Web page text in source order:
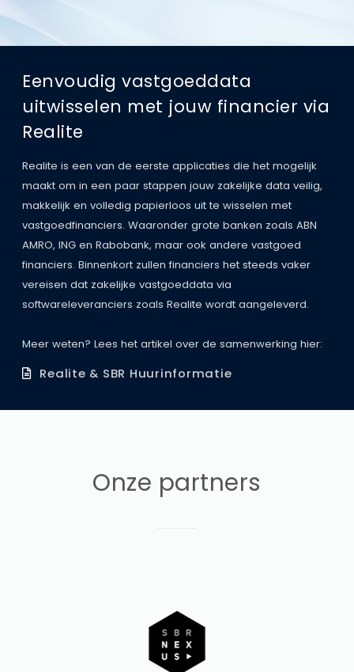
Eenvoudig vastgoeddata
uitwisselen met jouw financier via
Realite
Realite is een van de eerste applicaties die het mogelijk
maakt om in een paar stappen jouw zakelijke data veilig,
makkelijk en volledig papierloos uit te wisselen met
vastgoedfinanciers. Waaronder grote banken zoals ABN
AMRO, ING en Rabobank, maar ook andere vastgoed
financiers. Binnenkort zullen financiers het steeds vaker
vereisen dat zakelijke vastgoeddata via
softwareleveranciers zoals Realite wordt aangeleverd.
Meer weten? Lees het artikel over de samenwerking hier:
Realite & SBR Huurinformatie
Onze partners